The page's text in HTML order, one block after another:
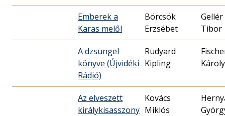
Emberek a
Karas melől
Börcsök
Erzsébet
Gellér
Tibor
A dzsungel
könyve (Újvidéki
Rádió)
Rudyard
Kipling
Károly
Az elveszett
királykisasszony
Kovács
Miklós